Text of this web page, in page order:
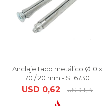
Anclaje taco metálico Ø10 x
70 / 20 mm - ST6730
USD 0,62 USD 1,14